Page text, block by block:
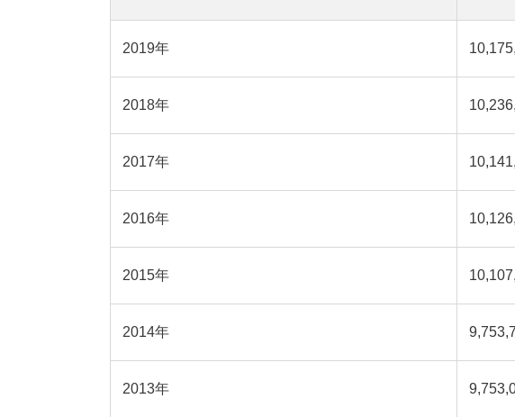
2019年
2018年
2017年
2016年
2015年
2014年
2013年